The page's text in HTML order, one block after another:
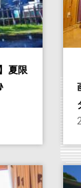
】夏限